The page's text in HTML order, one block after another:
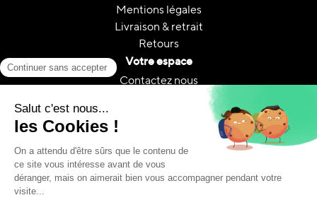
Mentions légales
Livraison & retrait
Retours
Votre espace
Contactez nous
A propos
Le reconditionnement
Reconditionnement & CO₂